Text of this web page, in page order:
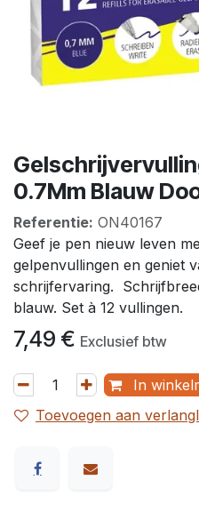
0.7Mm Blauw
Referentie: ON40167
Geef je pen nieuw leven
gelpenvullingen en geniet
schrijfervaring.
blauw. Set à 12 vullingen.
7,49 € Exclusief btw
In
Toevoegen aan